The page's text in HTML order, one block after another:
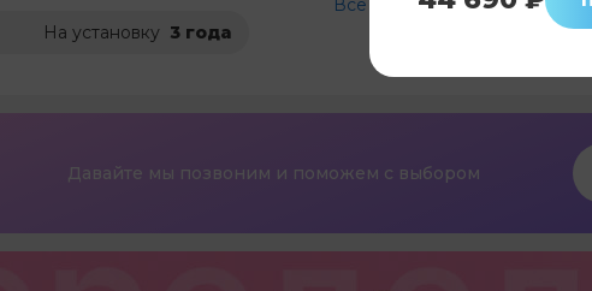
На установку 3 года
Все характеристики
Давайте мы позвоним и поможем с выбором